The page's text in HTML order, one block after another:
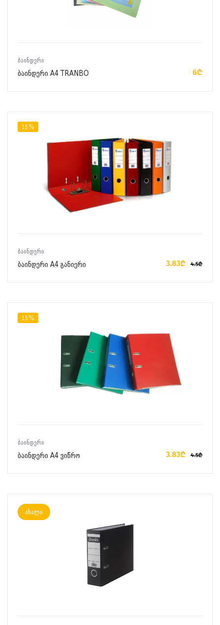
ᲑᲐᲘᲜᲓᲔᲠᲘ
ბაინდერი A4 TRANBO 6₾
15%
ᲑᲐᲘᲜᲓᲔᲠᲘ
ბაინდერი A4 განიერი 3.83₾ 4.5₾
15%
ᲑᲐᲘᲜᲓᲔᲠᲘ
ბაინდერი A4 ვიწრო 3.83₾ 4.5₾
ახალი